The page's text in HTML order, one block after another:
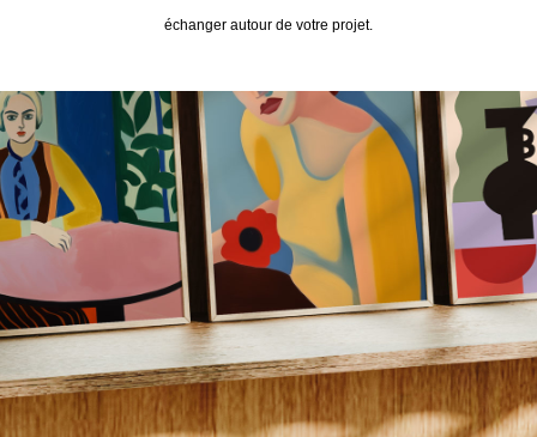
échanger autour de votre projet.